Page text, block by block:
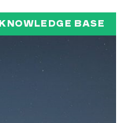
KNOWLEDGE BASE